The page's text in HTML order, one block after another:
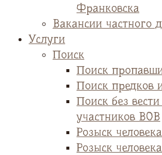
Франковска
Вакансии частного
Услуги
Поиск
Поиск
Поиск предков
Поиск без
участников ВОВ
Розыск
Розыск